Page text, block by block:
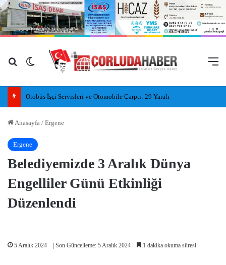
Arama yap ...
Dış görünümü değiştir
Otobüs İşçi Servisleri ve Otomobile Çarptı: 29 Yaralı
Anasayfa / Ergene
Ergene
Belediyemizde 3 Aralık Dünya
Engelliler Günü Etkinliği
Düzenlendi
5 Aralık 2024 | Son Güncelleme: 5 Aralık 2024 1 dakika okuma süresi